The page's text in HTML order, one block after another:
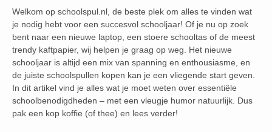
Welkom op schoolspul.nl, de beste plek om alles te vinden wat
je nodig hebt voor een succesvol schooljaar! Of je nu op zoek
bent naar een nieuwe laptop, een stoere schooltas of de meest
trendy kaftpapier, wij helpen je graag op weg. Het nieuwe
schooljaar is altijd een mix van spanning en enthousiasme, en
de juiste schoolspullen kopen kan je een vliegende start geven.
In dit artikel vind je alles wat je moet weten over essentiële
schoolbenodigdheden – met een vleugje humor natuurlijk. Dus
pak een kop koffie (of thee) en lees verder!